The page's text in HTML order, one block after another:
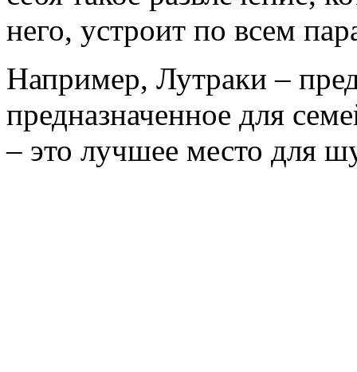
него, устроит по всем
Например, Лутраки –
предназначенное для
– это лучшее место для